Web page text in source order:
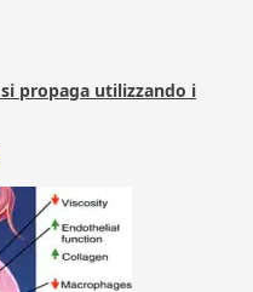
propaga utilizzando i